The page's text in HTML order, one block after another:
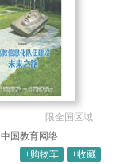
限全国区域
中国教育网络
+购物车
+收藏